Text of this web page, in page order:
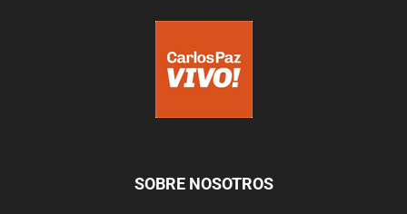
SOBRE NOSOTROS